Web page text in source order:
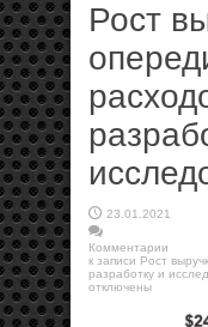
Рост
23.01.2021
Комментарии
к записи Рост
разработку и
отключены